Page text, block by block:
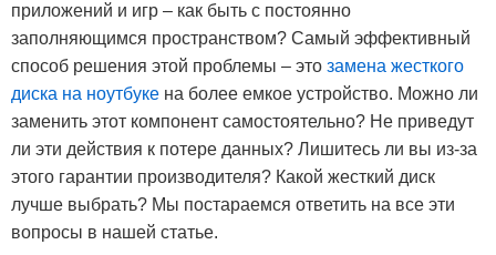
приложений и игр – как быть с постоянно
заполняющимся пространством? Самый эффективный
способ решения этой проблемы – это замена жесткого
диска на ноутбуке на более емкое устройство. Можно ли
заменить этот компонент самостоятельно? Не приведут
ли эти действия к потере данных? Лишитесь ли вы из-за
этого гарантии производителя? Какой жесткий диск
лучше выбрать? Мы постараемся ответить на все эти
вопросы в нашей статье.